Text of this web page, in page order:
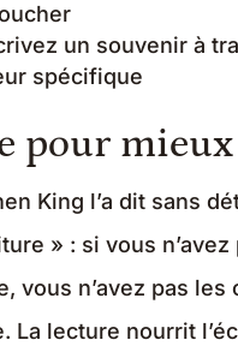
un souvenir à
spécifique
pour
King l’a dit sans
» : si vous
vous n’avez pas les
La lecture nourrit